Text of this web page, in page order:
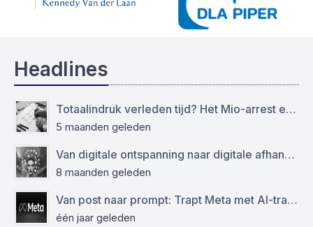
Headlines
Totaalindruk verleden tijd? Het Mio-arrest en de grens tussen het modellen- en auteursrecht
5 maanden geleden
Van digitale ontspanning naar digitale afhankelijkheid: functioneren sociale media als virtuele drugs?
8 maanden geleden
Van post naar prompt: Trapt Meta met AI-training op de AVG?
één jaar geleden